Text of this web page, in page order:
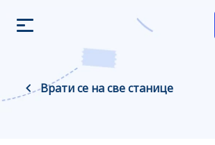
Врати се на све станице